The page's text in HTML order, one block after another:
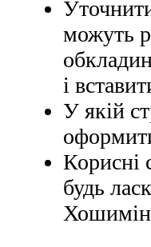
можуть
і
У якій
Корисні
будь